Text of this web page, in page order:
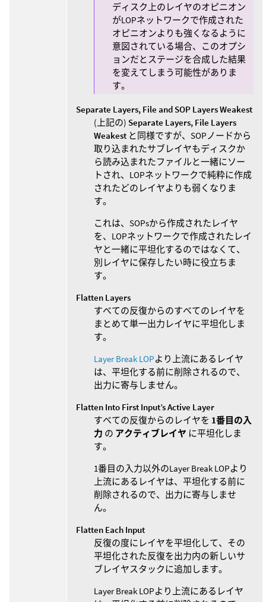
ディスク上のレイヤのオピニオン
がLOPネットワークで作成された
オピニオンよりも強くなるように
意図されている場合、このオプシ
ョンだとステージを合成した結果
を変えてしまう可能性がありま
す。
Separate Layers, File and SOP Layers Weakest
(上記の) Separate Layers, File Layers
Weakest と同様ですが、SOPノードから
取り込まれたサブレイヤもディスクか
ら読み込まれたファイルと一緒にソー
トされ、LOPネットワークで純粋に作成
されたどのレイヤよりも弱くなりま
す。
これは、SOPsから作成されたレイヤ
を、LOPネットワークで作成されたレイ
ヤと一緒に平坦化するのではなくて、
別レイヤに保存したい時に役立ちま
す。
Flatten Layers
すべての反復からのすべてのレイヤを
まとめて単一出力レイヤに平坦化しま
す。
Layer Break LOPより上流にあるレイヤ
は、平坦化する前に削除されるので、
出力に寄与しません。
Flatten Into First Input’s Active Layer
すべての反復からのレイヤを 1番目の入
力 の アクティブレイヤ に平坦化しま
す。
1番目の入力以外のLayer Break LOPより
上流にあるレイヤは、平坦化する前に
削除されるので、出力に寄与しませ
ん。
Flatten Each Input
反復の度にレイヤを平坦化して、その
平坦化された反復を出力内の新しいサ
ブレイヤスタックに追加します。
Layer Break LOPより上流にあるレイヤ